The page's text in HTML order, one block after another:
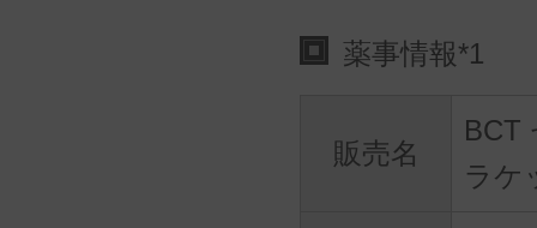
薬事情報*1
販売名
BCT
ラケ